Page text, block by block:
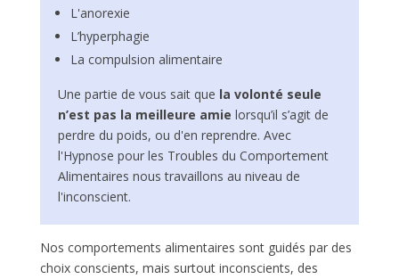
L'anorexie
L’hyperphagie
La compulsion alimentaire
Une partie de vous sait que la volonté seule
n’est pas la meilleure amie lorsqu’il s’agit de
perdre du poids, ou d'en reprendre. Avec
l'Hypnose pour les Troubles du Comportement
Alimentaires nous travaillons au niveau de
l'inconscient.
Nos comportements alimentaires sont guidés par des
choix conscients, mais surtout inconscients, des